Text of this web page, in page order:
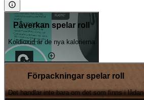
Påverkan spelar roll
Koldioxid är de nya kalorierna
Förpackningar spelar roll
Det handlar inte bara om det som finns i lådan